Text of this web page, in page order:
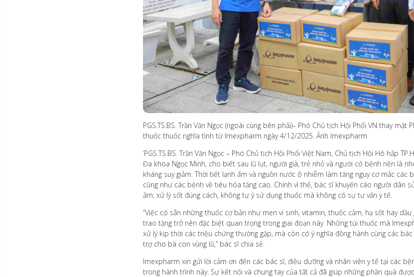
PGS.TS.BS. Trần Văn Ngọc (ngoài cùng bên phải)– Phó Chủ tịch Hội Phổi VN thay mặt
thuốc thuốc nghĩa tình từ Imexpharm ngày 4/12/2025. Ảnh Imexpharm
‘PGS.TS.BS. Trần Văn Ngọc – Phó Chủ tịch Hội Phổi Việt Nam, Chủ tịch Hội Hô hấp
Đa khoa Ngọc Minh, cho biết sau lũ lụt, người già, trẻ nhỏ và người có bệnh nền là
kháng suy giảm. Thời tiết lạnh ẩm và nguồn nước ô nhiễm làm tăng nguy cơ mắc các
cũng như các bệnh về tiêu hóa tăng cao. Chính vì thế, bác sĩ khuyến cáo người dân
ấm, xử lý sốt đúng cách, không tự ý sử dụng thuốc mà không có sự tư vấn y tế.
“Việc có sẵn những thuốc cơ bản như men vi sinh, vitamin, thuốc cảm, hạ sốt hay
trao tặng trở nên đặc biệt quan trọng trong giai đoạn này. Những túi thuốc mà
xử lý kịp thời các triệu chứng thường gặp, mà còn có ý nghĩa đồng hành cùng các
trợ cho bà con vùng lũ,” bác sĩ chia sẻ.
Imexpharm xin gửi lời cảm ơn đến các bác sĩ, điều dưỡng và nhân viên y tế tại các
trong hành trình này. Sự kết nối và chung tay của tất cả đã giúp những phần quà